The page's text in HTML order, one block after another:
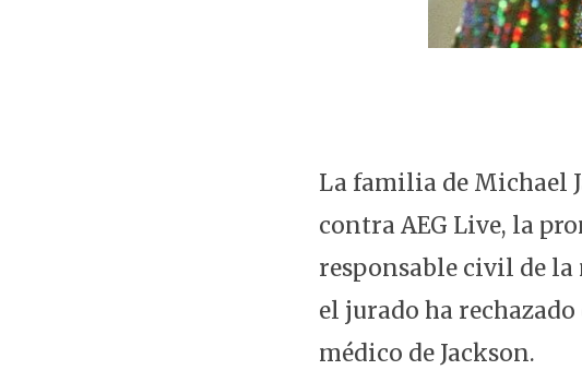
La familia de Michael
contra AEG Live, la
responsable civil de la
el jurado ha
médico de Jackson.